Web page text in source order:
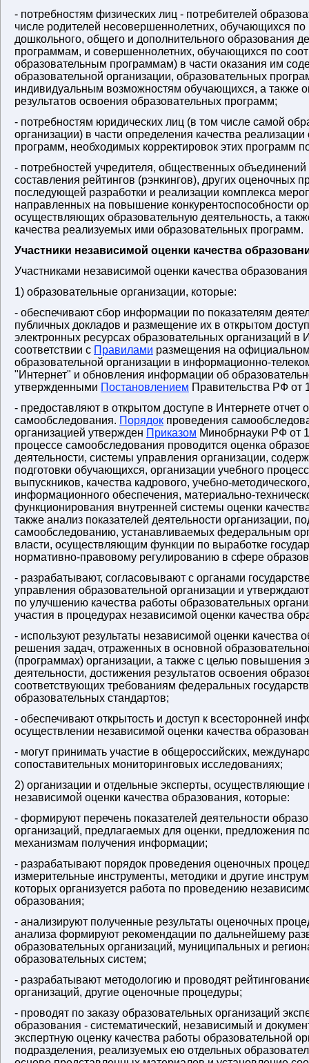
- потребностям физических лиц - потребителей
числе родителей несовершеннолетних, обучающихся
дошкольного, общего и дополнительного образования
программам, и совершеннолетних, обучающихся по
образовательным программам) в части оказания им
образовательной организации, образовательных
индивидуальным возможностям обучающихся, а также
результатов освоения образовательных программ;
- потребностям юридических лиц (в том числе самой
организации) в части определения качества
программ, необходимых корректировок этих программ
- потребностей учредителя, общественных объединений
составления рейтингов (рэнкингов), других оценочных
последующей разработки и реализации комплекса
направленных на повышение конкурентоспособности
осуществляющих образовательную деятельность, а
качества реализуемых ими образовательных программ.
Участники независимой оценки качества
Участниками независимой оценки качества
1) образовательные организации, которые:
- обеспечивают сбор информации по показателям
публичных докладов и размещение их в открытом
электронных ресурсах образовательных организаций в
соответствии с Правилами размещения на
образовательной организации в информационно-
"Интернет" и обновления информации об
утвержденными Постановлением Правительства РФ от
- предоставляют в открытом доступе в Интернете отчет о
самообследования. Порядок проведения
организацией утвержден Приказом Минобрнауки РФ от
процессе самообследования проводится оценка
деятельности, системы управления организации,
подготовки обучающихся, организации учебного
выпускников, качества кадрового, учебно-
информационного обеспечения, материально-
функционирования внутренней системы оценки
также анализ показателей деятельности организации,
самообследованию, устанавливаемых федеральным
власти, осуществляющим функции по выработке
нормативно-правовому регулированию в сфере
- разрабатывают, согласовывают с органами
управления образовательной организации и
по улучшению качества работы образовательных
участия в процедурах независимой оценки качества
- используют результаты независимой оценки качества
решения задач, отраженных в основной
(программах) организации, а также с целью повышения
деятельности, достижения результатов освоения
соответствующих требованиям федеральных
образовательных стандартов;
- обеспечивают открытость и доступ к всесторонней
осуществлении независимой оценки качества
- могут принимать участие в общероссийских,
сопоставительных мониторинговых исследованиях;
2) организации и отдельные эксперты,
независимой оценки качества образования, которые:
- формируют перечень показателей деятельности
организаций, предлагаемых для оценки, предложения
механизмам получения информации;
- разрабатывают порядок проведения оценочных
измерительные инструменты, методики и другие
которых организуется работа по проведению
образования;
- анализируют полученные результаты оценочных
анализа формируют рекомендации по дальнейшему
образовательных организаций, муниципальных и
образовательных систем;
- разрабатывают методологию и проводят
организаций, другие оценочные процедуры;
- проводят по заказу образовательных организаций
образования - систематический, независимый и
экспертную оценку качества работы образовательной
подразделения, реализуемых ею отдельных